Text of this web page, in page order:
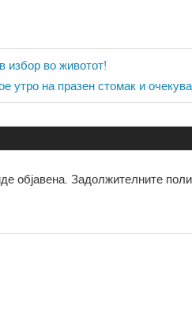
избор во животот!
утро на празен стомак и
објавена. Задолжителните